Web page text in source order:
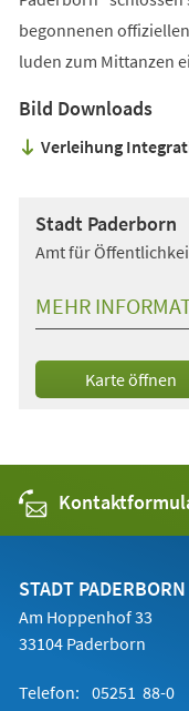
begonnenen
luden zum Mittanzen
Bild Downloads
Verleihung
Stadt Paderborn
Amt für
MEHR
Karte öffnen
(Öffnet
in
STADT PADERBORN
Am Hoppenhof 33
33104 Paderborn
Telefon: 05251 88-0